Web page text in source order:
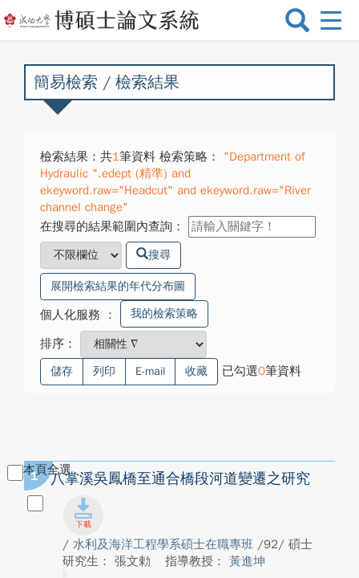
選
換
簡易檢索 / 檢索結果
檢索結果：共1筆資料 檢索策略：
"Department of
Hydraulic ".edept (精準) and
ekeyword.raw="Headcut" and ekeyword.raw="River
channel change"
在搜尋的結果範圍內查詢：
搜尋
展開檢索結果的年代分布圖
個人化服務 ： 我的檢索策略
排序：
儲存 列印 E-mail 收藏 已勾選0筆資料
本頁全選
1 八掌溪吳鳳橋至通合橋段河道變遷之研究
/ 水利及海洋工程學系碩士在職專班 /92/ 碩士
研究生： 張文勅
指導教授： 黃進坤